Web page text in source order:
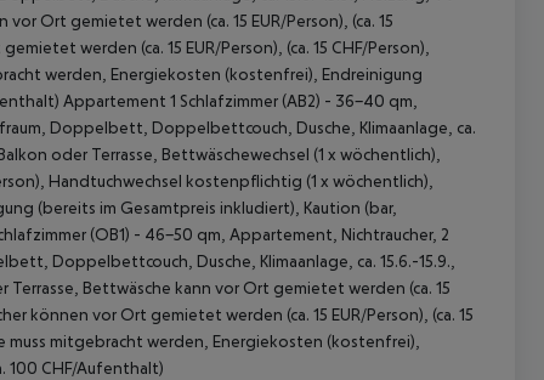
Ort gemietet werden (ca. 15 EUR/Person), (ca. 15
werden (ca. 15 EUR/Person), (ca. 15 CHF/Person),
werden, Energiekosten (kostenfrei), Endreinigung
Appartement 1 Schlafzimmer (AB2) - 36-40 qm,
Doppelbett, Doppelbettcouch, Dusche, Klimaanlage, ca.
oder Terrasse, Bettwäschewechsel (1 x wöchentlich),
Handtuchwechsel kostenpflichtig (1 x wöchentlich),
(bereits im Gesamtpreis inkludiert), Kaution (bar,
(OB1) - 46-50 qm, Appartement, Nichtraucher, 2
Doppelbettcouch, Dusche, Klimaanlage, ca. 15.6.-15.9.,
Terrasse, Bettwäsche kann vor Ort gemietet werden (ca. 15
können vor Ort gemietet werden (ca. 15 EUR/Person), (ca. 15
muss mitgebracht werden, Energiekosten (kostenfrei),
100 CHF/Aufenthalt)